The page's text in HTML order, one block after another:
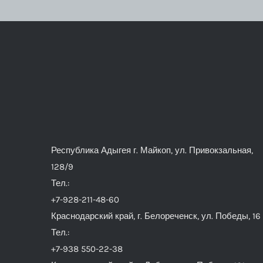
Республика Адыгея г. Майкоп, ул. Привокзальная,
128/9
Тел.:
+7-928-211-48-60
Краснодарский край, г. Белореченск, ул. Победы, 16
Тел.:
+7-938 550-22-38